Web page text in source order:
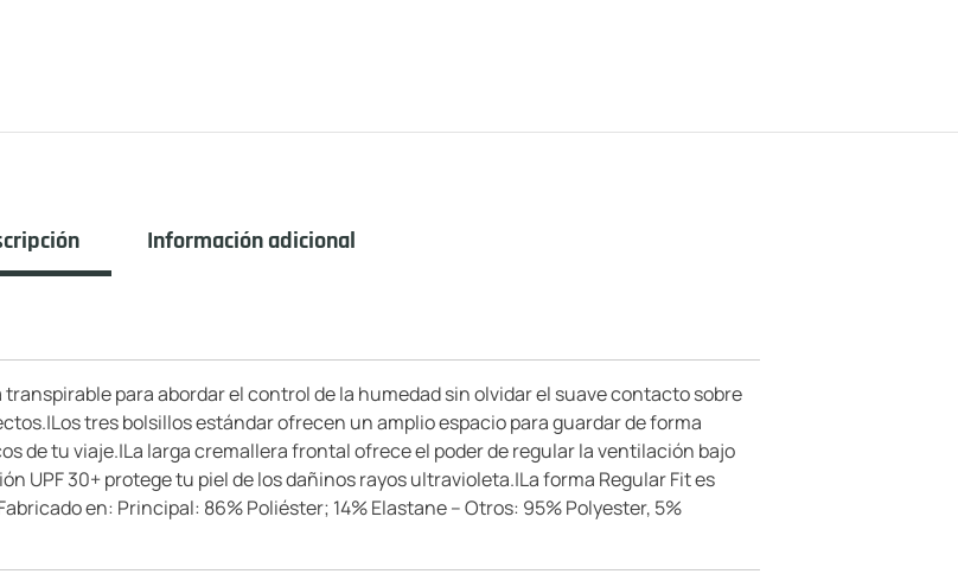
Información adicional
para abordar el control de la humedad sin olvidar el suave contacto sobre
tres bolsillos estándar ofrecen un amplio espacio para guardar de forma
de tu viaje.|La larga cremallera frontal ofrece el poder de regular la ventilación bajo
UPF 30+ protege tu piel de los dañinos rayos ultravioleta.|La forma Regular Fit es
en: Principal: 86% Poliéster; 14% Elastane – Otros: 95% Polyester, 5%